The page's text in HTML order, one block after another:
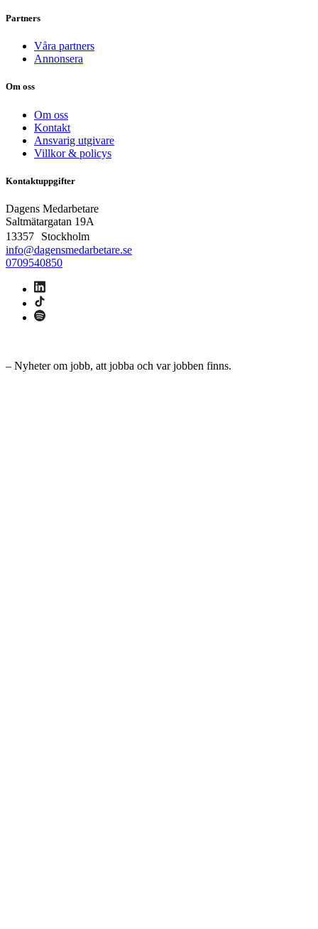
Partners
Våra partners
Annonsera
Om oss
Om oss
Kontakt
Ansvarig utgivare
Villkor & policys
Kontaktuppgifter
Dagens Medarbetare
Saltmätargatan 19A
13357 Stockholm
info@dagensmedarbetare.se
0709540850
– Nyheter om jobb, att jobba och var jobben finns.